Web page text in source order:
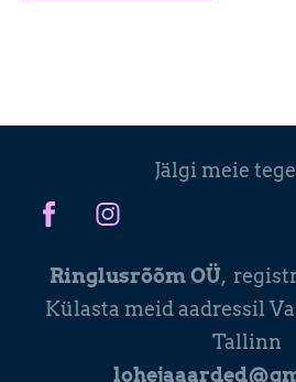
Jälgi meie
Ringlusrõõm OÜ,
Külasta meid aadressil
Tallinn